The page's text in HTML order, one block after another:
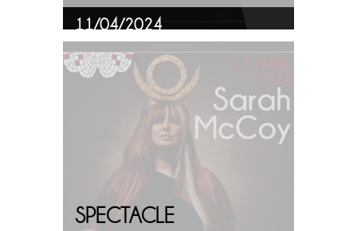
11/04/2024
PLUS
D'INFOS
SPECTACLE